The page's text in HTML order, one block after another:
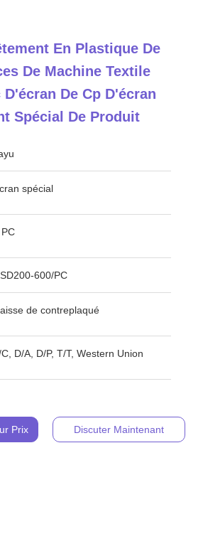
En Plastique De
De Machine Textile
D'écran De Cp D'écran
Spécial De Produit
spécial
600/PC
de contreplaqué
C, D/A, D/P, T/T, Western Union
Prix Discuter Maintenant